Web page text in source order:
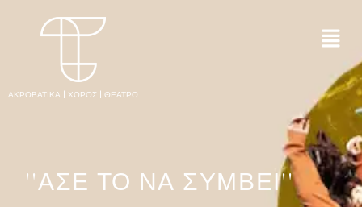
''ΑΣΕ ΤΟ ΝΑ ΣΥΜΒΕΙ''
ΑΚΡΟΒΑΤΙΚΑ | ΧΟΡΟΣ | ΘΕΑΤΡΟ